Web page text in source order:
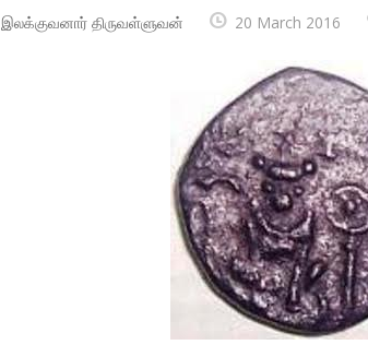
இலக்குவனார் திருவள்ளுவன் 20 March 2016